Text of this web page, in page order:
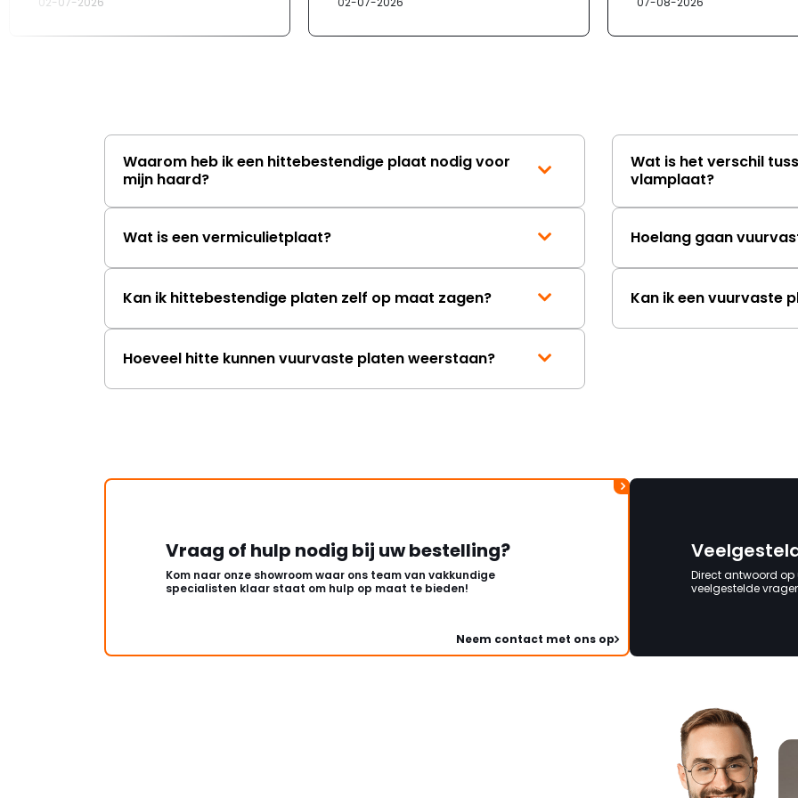
Waarom heb ik een hittebestendige plaat nodig voor
mijn haard?
Wat is een vermiculietplaat?
Kan ik hittebestendige platen zelf op maat zagen?
Hoeveel hitte kunnen vuurvaste platen weerstaan?
Wat is het verschil
vlamplaat?
Hoelang gaan
Kan ik een vuurvaste
Vraag of hulp nodig bij uw bestelling?
Kom naar onze showroom waar ons team van vakkundige
specialisten klaar staat om hulp op maat te bieden!
Neem contact met ons op
Direct antwoord op
veelgestelde